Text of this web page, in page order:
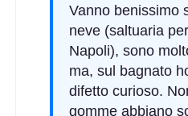
C
Vanno benissimo
neve (saltuaria
Napoli), sono
ma, sul bagnato
difetto curioso.
gomme abbiano